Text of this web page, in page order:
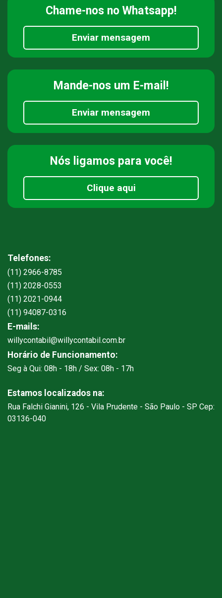
Chame-nos no Whatsapp!
Enviar mensagem
Mande-nos um E-mail!
Enviar mensagem
Nós ligamos para você!
Clique aqui
Telefones:
(11) 2966-8785
(11) 2028-0553
(11) 2021-0944
(11) 94087-0316
E-mails:
willycontabil@willycontabil.com.br
Horário de Funcionamento:
Seg à Qui: 08h - 18h / Sex: 08h - 17h
Estamos localizados na:
Rua Falchi Gianini, 126 - Vila Prudente - São Paulo - SP Cep:
03136-040